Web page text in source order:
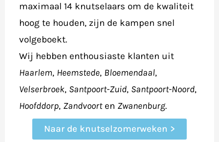
maximaal 14 knutselaars om de kwaliteit
hoog te houden, zijn de kampen snel
volgeboekt.
Wij hebben enthousiaste klanten uit
Haarlem, Heemstede, Bloemendaal,
Velserbroek, Santpoort-Zuid, Santpoort-Noord,
Hoofddorp, Zandvoorten Zwanenburg.
Naar de knutselzomerweken >